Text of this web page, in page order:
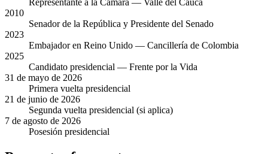
2010
Senador de la República y Presidente del Senado
2023
Embajador en Reino Unido — Cancillería de Colombia
2025
Candidato presidencial — Frente por la Vida
31 de mayo de 2026
Primera vuelta presidencial
21 de junio de 2026
Segunda vuelta presidencial (si aplica)
7 de agosto de 2026
Posesión presidencial